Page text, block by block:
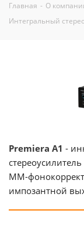
Главная - О
Интегральный
Premiera A1 -
ММ-
импозантной